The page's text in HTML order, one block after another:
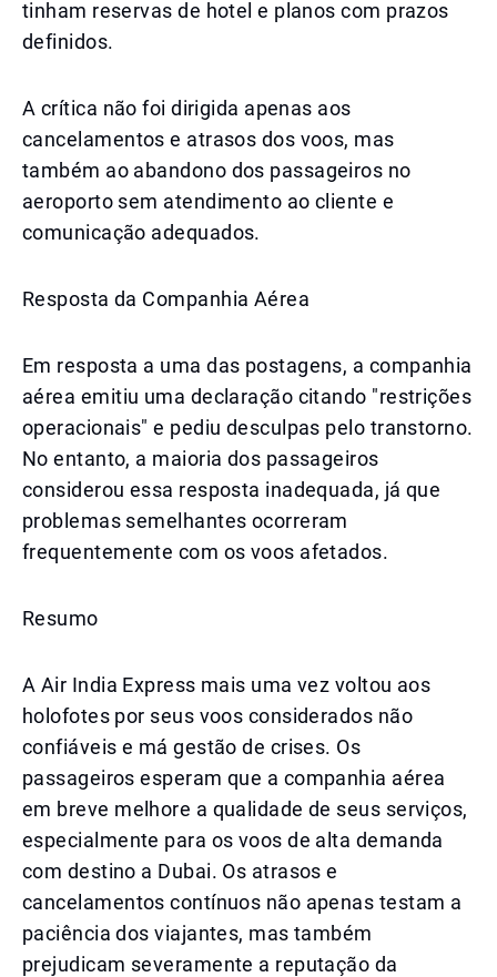
tinham reservas de hotel e planos com prazos
definidos.
A crítica não foi dirigida apenas aos
cancelamentos e atrasos dos voos, mas
também ao abandono dos passageiros no
aeroporto sem atendimento ao cliente e
comunicação adequados.
Resposta da Companhia Aérea
Em resposta a uma das postagens, a companhia
aérea emitiu uma declaração citando "restrições
operacionais" e pediu desculpas pelo transtorno.
No entanto, a maioria dos passageiros
considerou essa resposta inadequada, já que
problemas semelhantes ocorreram
frequentemente com os voos afetados.
Resumo
A Air India Express mais uma vez voltou aos
holofotes por seus voos considerados não
confiáveis e má gestão de crises. Os
passageiros esperam que a companhia aérea
em breve melhore a qualidade de seus serviços,
especialmente para os voos de alta demanda
com destino a Dubai. Os atrasos e
cancelamentos contínuos não apenas testam a
paciência dos viajantes, mas também
prejudicam severamente a reputação da